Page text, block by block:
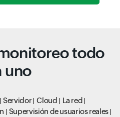
todo
uno
Servidor Cloud
La red
Supervisión de usuarios reales